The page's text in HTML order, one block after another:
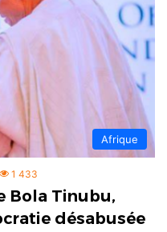
Afrique
1 433
Bola Tinubu,
désabusée